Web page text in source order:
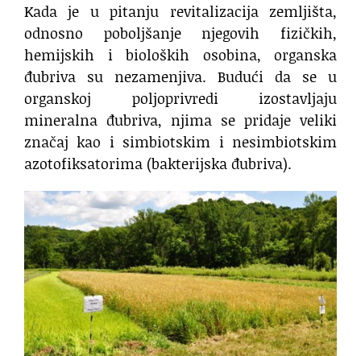
Kada je u pitanju revitalizacija zemljišta,
odnosno poboljšanje njegovih fizičkih,
hemijskih i bioloških osobina, organska
đubriva su nezamenjiva. Budući da se u
organskoj poljoprivredi izostavljaju
mineralna đubriva, njima se pridaje veliki
značaj kao i simbiotskim i nesimbiotskim
azotofiksatorima (bakterijska đubriva).